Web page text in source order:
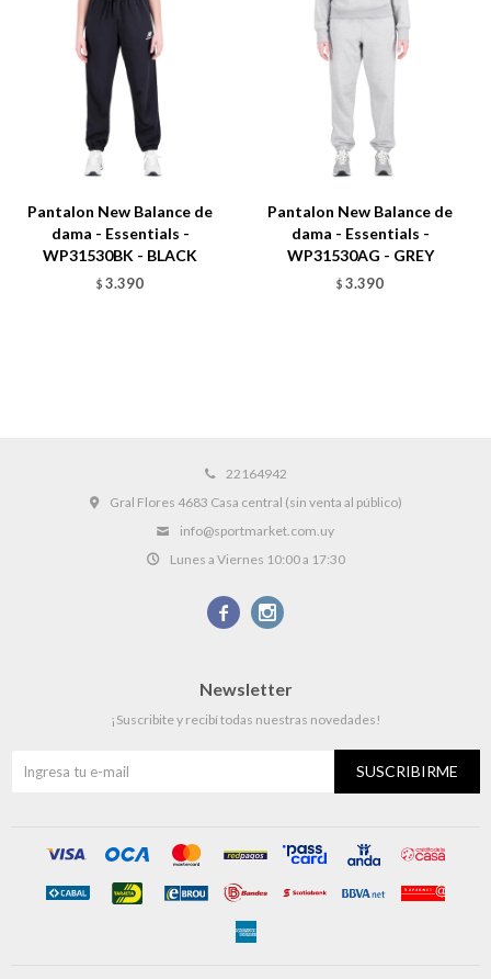
Pantalon New Balance de
dama - Essentials -
WP31530BK - BLACK
$ 3.390
Pantalon New Balance de
dama - Essentials -
WP31530AG - GREY
$ 3.390
22164942
Gral Flores 4683 Casa central (sin venta al público)
info@sportmarket.com.uy
Lunes a Viernes 10:00 a 17:30
 
Newsletter
¡Suscribite y recibí todas nuestras novedades!
SUSCRIBIRME